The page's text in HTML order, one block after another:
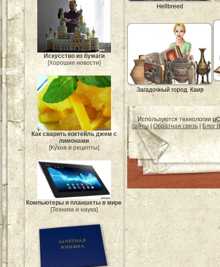
Искусство из бумаги
[Хорошие новости]
Как сварить коктейль джем с
лимонами
[Кухня и рецепты]
Компьютеры и планшеты в мире
[Техника и наука]
Hellbreed
Загадочный город. Каир
Используются технологии
сайты|Обратная связь Блог